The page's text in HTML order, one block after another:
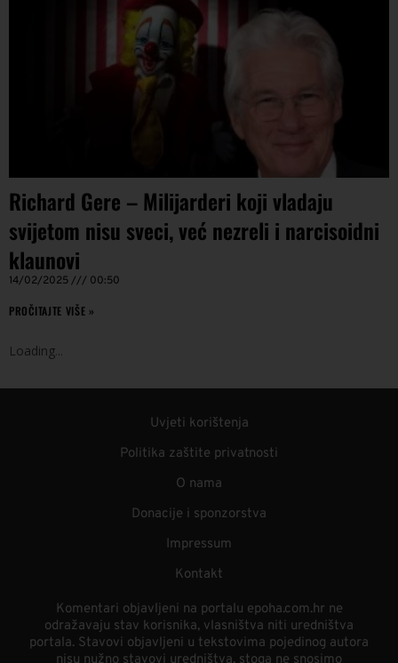
Richard Gere – Milijarderi koji vladaju
svijetom nisu sveci, već nezreli i narcisoidni
klaunovi
14/02/2025 00:50
PROČITAJTE VIŠE »
Loading .
Uvjeti korištenja
Politika zaštite privatnosti
O nama
Donacije i sponzorstva
Impressum
Kontakt
Komentari objavljeni na portalu epoha.com.hr ne
odražavaju stav korisnika, vlasništva niti uredništva
portala. Stavovi objavljeni u tekstovima pojedinog autora
nisu nužno stavovi uredništva, stoga ne snosimo